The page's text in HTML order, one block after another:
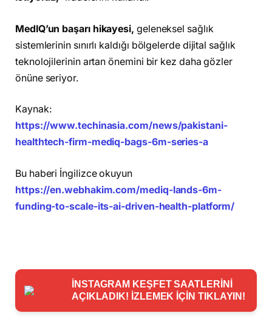
MedIQ’un başarı hikayesi, geleneksel sağlık
sistemlerinin sınırlı kaldığı bölgelerde dijital sağlık
teknolojilerinin artan önemini bir kez daha gözler
önüne seriyor.
Kaynak:
https://www.techinasia.com/news/pakistani-
healthtech-firm-mediq-bags-6m-series-a
Bu haberi İngilizce okuyun
https://en.webhakim.com/mediq-lands-6m-
funding-to-scale-its-ai-driven-health-platform/
İNSTAGRAM KEŞFET SAATLERİNİ
AÇIKLADIK! İZLEMEK İÇİN TIKLAYIN!